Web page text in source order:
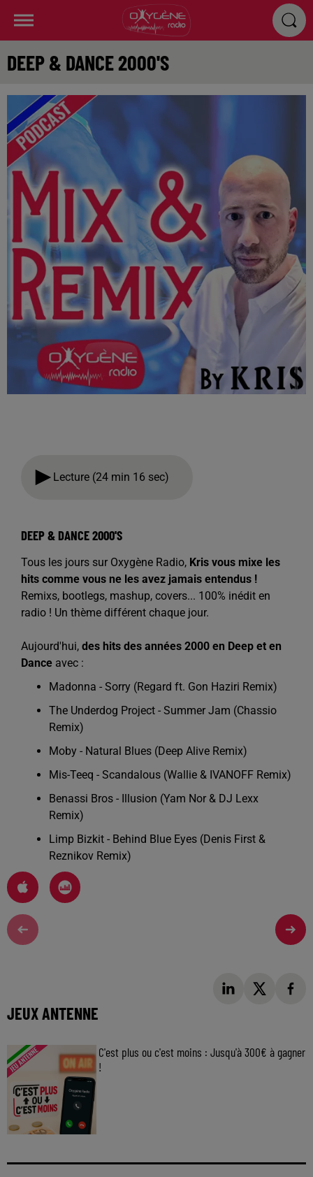
DEEP & DANCE 2000'S
Lecture (24 min 16 sec)
DEEP & DANCE 2000'S
Tous les jours sur Oxygène Radio, Kris vous mixe les
hits comme vous ne les avez jamais entendus !
Remixs, bootlegs, mashup, covers... 100% inédit en
radio ! Un thème différent chaque jour.
Aujourd'hui, des hits des années 2000 en Deep et en
Dance avec :
Madonna - Sorry (Regard ft. Gon Haziri Remix)
The Underdog Project - Summer Jam (Chassio
Remix)
Moby - Natural Blues (Deep Alive Remix)
Mis-Teeq - Scandalous (Wallie & IVANOFF Remix)
Benassi Bros - Illusion (Yam Nor & DJ Lexx
Remix)
Limp Bizkit - Behind Blue Eyes (Denis First &
Reznikov Remix)
JEUX ANTENNE
C'est plus ou c'est moins : Jusqu'à 300€ à gagner
!